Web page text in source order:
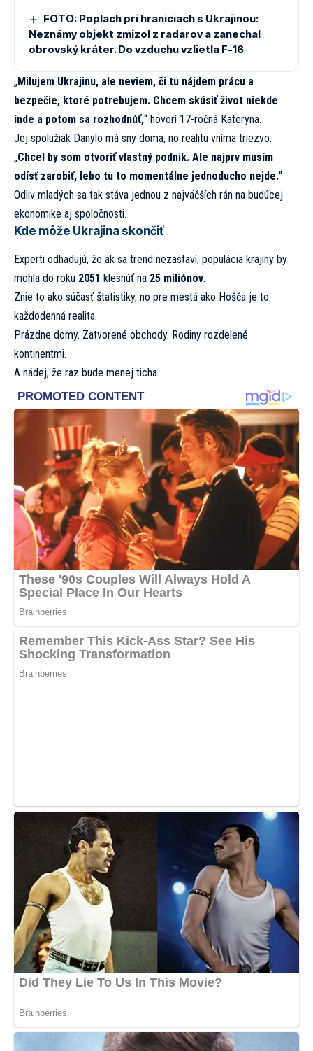
FOTO: Poplach pri hraniciach s Ukrajinou:
Neznámy objekt zmizol z radarov a zanechal
obrovský kráter. Do vzduchu vzlietla F-16
„Milujem Ukrajinu, ale neviem, či tu nájdem prácu a
bezpečie, ktoré potrebujem. Chcem skúsiť život niekde
inde a potom sa rozhodnúť,“ hovorí 17-ročná Kateryna.
Jej spolužiak Danylo má sny doma, no realitu vníma triezvo:
„Chcel by som otvoriť vlastný podnik. Ale najprv musím
odísť zarobiť, lebo tu to momentálne jednoducho nejde.“
Odliv mladých sa tak stáva jednou z najväčších rán na budúcej
ekonomike aj spoločnosti.
Kde môže Ukrajina skončiť
Experti odhadujú, že ak sa trend nezastaví, populácia krajiny by
mohla do roku 2051 klesnúť na 25 miliónov.
Znie to ako súčasť štatistiky, no pre mestá ako Hošča je to
každodenná realita.
Prázdne domy. Zatvorené obchody. Rodiny rozdelené
kontinentmi.
A nádej, že raz bude menej ticha.